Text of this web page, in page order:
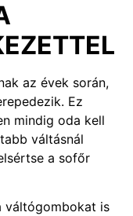
az évek során,
Ez
mindig oda kell
váltásnál
a sofőr
váltógombokat is